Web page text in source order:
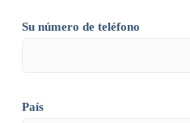
Su número de teléfono
País